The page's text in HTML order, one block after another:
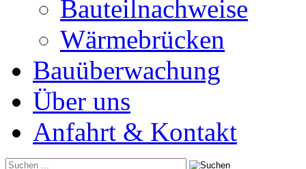
Bauteilnachweise
Wärmebrücken
Bauüberwachung
Über uns
Anfahrt & Kontakt